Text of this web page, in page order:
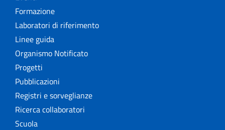
Formazione
Laboratori di riferimento
Linee guida
Organismo Notificato
Progetti
Pubblicazioni
Registri e sorveglianze
Ricerca collaboratori
Scuola